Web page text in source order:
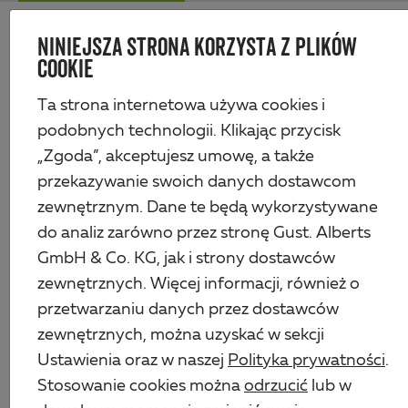
NINIEJSZA STRONA KORZYSTA Z PLIKÓW
COOKIE
Ta strona internetowa używa cookies i
podobnych technologii. Klikając przycisk
„Zgoda”, akceptujesz umowę, a także
przekazywanie swoich danych dostawcom
zewnętrznym. Dane te będą wykorzystywane
do analiz zarówno przez stronę Gust. Alberts
GmbH & Co. KG, jak i strony dostawców
zewnętrznych. Więcej informacji, również o
przetwarzaniu danych przez dostawców
zewnętrznych, można uzyskać w sekcji
Ustawienia oraz w naszej Polityka prywatności.
Stosowanie cookies można odrzucić lub w
Skip
content
Alberts
Produkty
Technika ogrodzeniowa
Słupek ogrodzeniowy, nienawiercany